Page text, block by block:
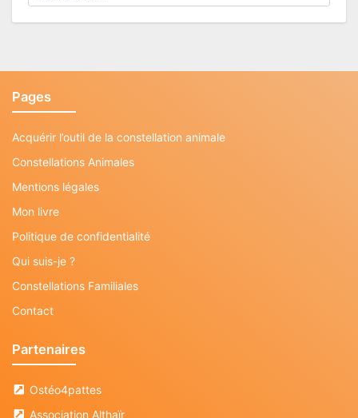
Pages
Acquérir l’outil de la constellation animale
Constellations Animales
Mentions légales
Mon livre
Politique de confidentialité
Qui suis-je ?
Constellations Familiales
Contact
Partenaires
Ostéo4pattes
Association Althaïr